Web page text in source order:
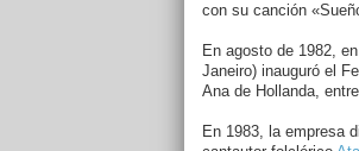
con su canción
En agosto de 1982,
Janeiro) inauguró el
Ana de Hollanda,
En 1983, la empresa